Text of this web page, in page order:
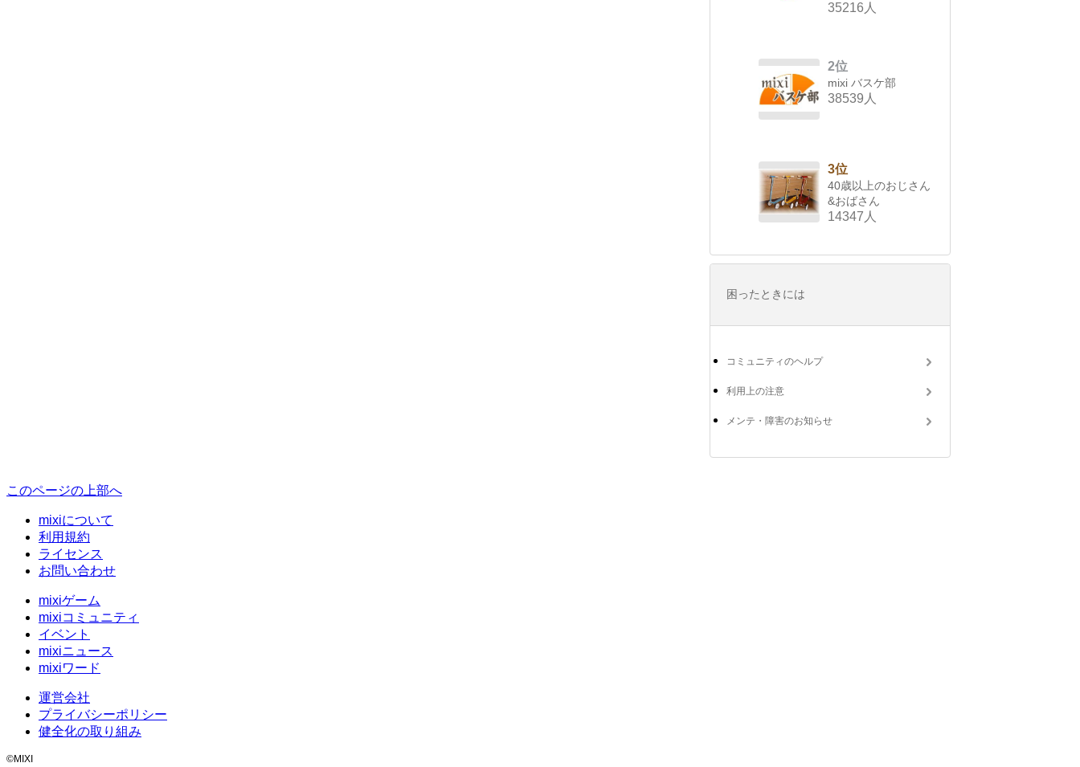
35216人
2位
mixi バスケ部
38539人
3位
40歳以上のおじさん
&おばさん
14347人
困ったときには
コミュニティのヘルプ
利用上の注意
メンテ・障害のお知らせ
このページの上部へ
mixiについて
利用規約
ライセンス
お問い合わせ
mixiゲーム
mixiコミュニティ
イベント
mixiニュース
mixiワード
運営会社
プライバシーポリシー
健全化の取り組み
©MIXI